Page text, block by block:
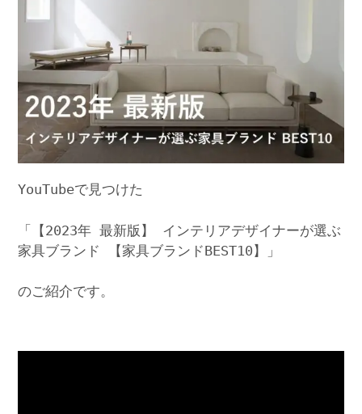
YouTubeで見つけた
「【2023年 最新版】 インテリアデザイナーが選ぶ
家具ブランド 【家具ブランドBEST10】」
のご紹介です。